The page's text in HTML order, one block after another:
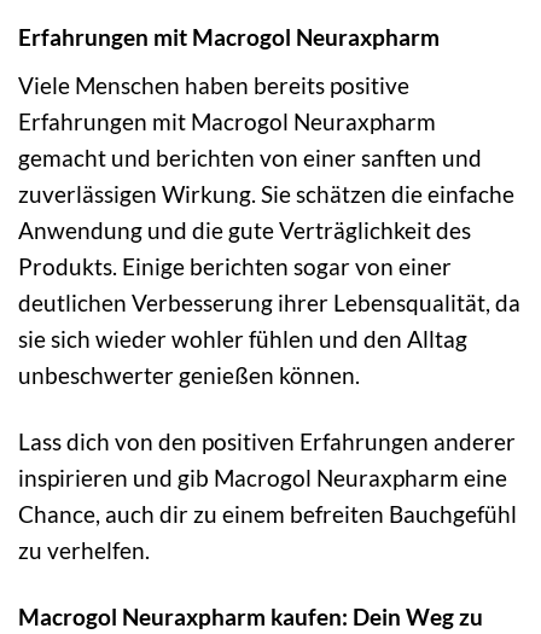
Erfahrungen mit Macrogol Neuraxpharm
Viele Menschen haben bereits positive
Erfahrungen mit Macrogol Neuraxpharm
gemacht und berichten von einer sanften und
zuverlässigen Wirkung. Sie schätzen die einfache
Anwendung und die gute Verträglichkeit des
Produkts. Einige berichten sogar von einer
deutlichen Verbesserung ihrer Lebensqualität, da
sie sich wieder wohler fühlen und den Alltag
unbeschwerter genießen können.
Lass dich von den positiven Erfahrungen anderer
inspirieren und gib Macrogol Neuraxpharm eine
Chance, auch dir zu einem befreiten Bauchgefühl
zu verhelfen.
Macrogol Neuraxpharm kaufen: Dein Weg zu